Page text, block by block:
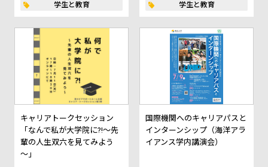
学生と教育 学生と教育
キャリアトークセッション
「なんで私が大学院に?!～先
輩の人生双六を見てみよう
～」
国際機関へのキャリアパスと
インターンシップ（海洋アラ
イアンス学内講演会）